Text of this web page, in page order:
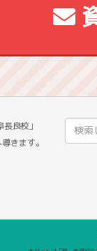
良校」
きます。
索